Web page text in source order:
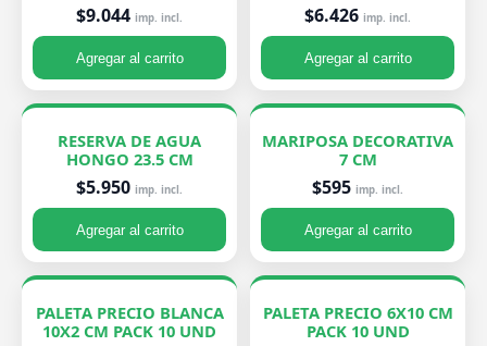
$9.044 imp. incl.
Agregar al carrito
$6.426 imp. incl.
Agregar al carrito
RESERVA DE AGUA
HONGO 23.5 CM
$5.950 imp. incl.
Agregar al carrito
MARIPOSA DECORATIVA
7 CM
$595 imp. incl.
Agregar al carrito
PALETA PRECIO BLANCA
10X2 CM PACK 10 UND
PALETA PRECIO 6X10 CM
PACK 10 UND